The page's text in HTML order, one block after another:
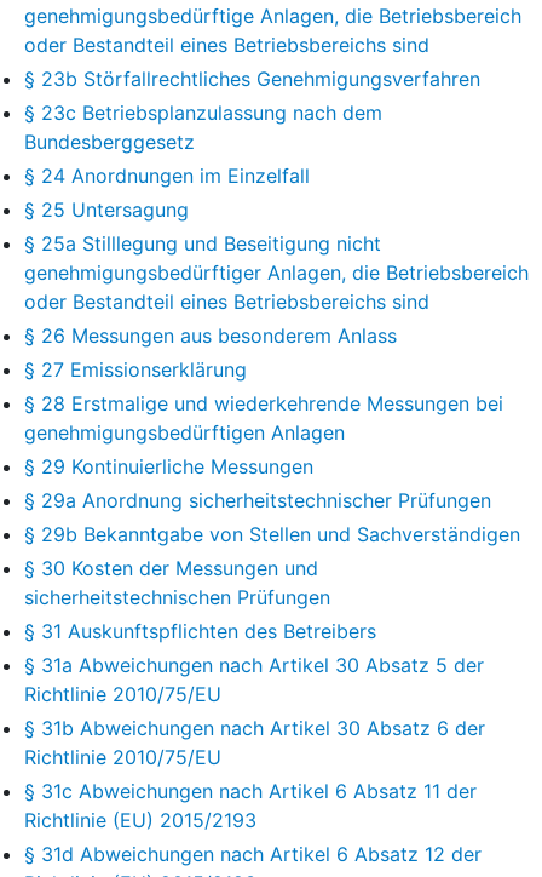
genehmigungsbedürftige Anlagen, die Betriebsbereich
oder Bestandteil eines Betriebsbereichs sind
§ 23b Störfallrechtliches Genehmigungsverfahren
§ 23c Betriebsplanzulassung nach dem
Bundesberggesetz
§ 24 Anordnungen im Einzelfall
§ 25 Untersagung
§ 25a Stilllegung und Beseitigung nicht
genehmigungsbedürftiger Anlagen, die Betriebsbereich
oder Bestandteil eines Betriebsbereichs sind
§ 26 Messungen aus besonderem Anlass
§ 27 Emissionserklärung
§ 28 Erstmalige und wiederkehrende Messungen bei
genehmigungsbedürftigen Anlagen
§ 29 Kontinuierliche Messungen
§ 29a Anordnung sicherheitstechnischer Prüfungen
§ 29b Bekanntgabe von Stellen und Sachverständigen
§ 30 Kosten der Messungen und
sicherheitstechnischen Prüfungen
§ 31 Auskunftspflichten des Betreibers
§ 31a Abweichungen nach Artikel 30 Absatz 5 der
Richtlinie 2010/75/EU
§ 31b Abweichungen nach Artikel 30 Absatz 6 der
Richtlinie 2010/75/EU
§ 31c Abweichungen nach Artikel 6 Absatz 11 der
Richtlinie (EU) 2015/2193
§ 31d Abweichungen nach Artikel 6 Absatz 12 der